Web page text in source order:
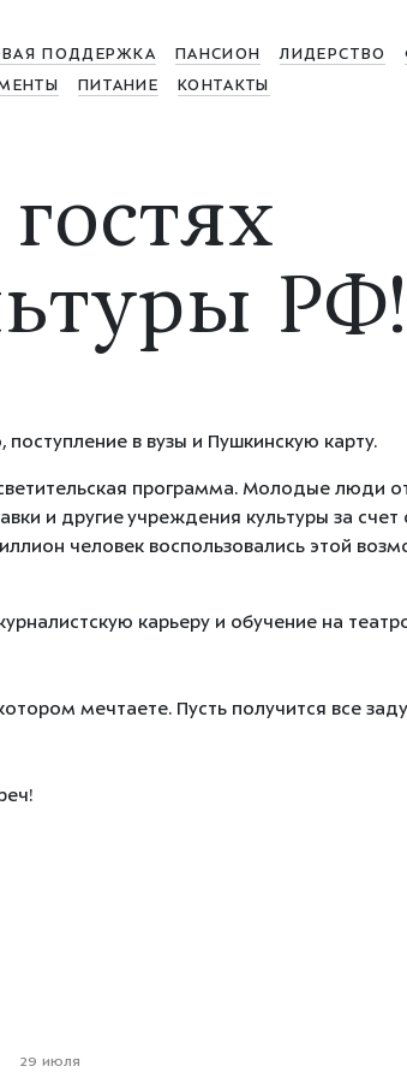
ПОДДЕРЖКА ПАНСИОН ЛИДЕРСТВО
ПИТАНИЕ КОНТАКТЫ
РФ!
в вузы и Пушкинскую карту.
программа. Молодые люди
и другие учреждения культуры за счет
человек воспользовались этой
карьеру и обучение на
мечтаете. Пусть получится все
29 июля